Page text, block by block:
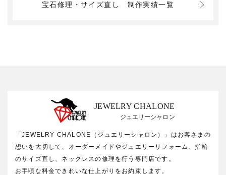
宝石修理・サイズ直し 制作実績一覧
JEWELRY CHALONE
ジュエリーシャロン
「JEWELRY CHALONE（ジュエリーシャロン）」はお客さまの
想いを大切して、オーダーメイドやジュエリーリフォーム、指輪
のサイズ直し、ネックレスの修理を行う専門店です。
お手頃な料金できれいな仕上がりをお約束します。